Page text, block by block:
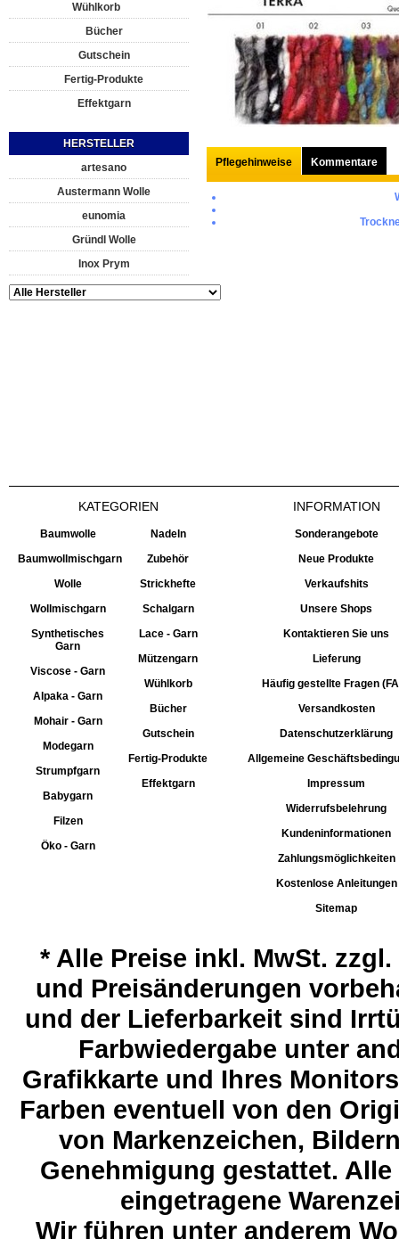
Wühlkorb
Bücher
Gutschein
Fertig-Produkte
Effektgarn
HERSTELLER
artesano
Austermann Wolle
eunomia
Gründl Wolle
Inox Prym
Pflegehinweise Kommentare
KATEGORIEN
Baumwolle
Baumwollmischgarn
Wolle
Wollmischgarn
Synthetisches
Garn
Viscose - Garn
Alpaka - Garn
Mohair - Garn
Modegarn
Strumpfgarn
Babygarn
Filzen
Öko - Garn
Nadeln
Zubehör
Strickhefte
Schalgarn
Lace - Garn
Mützengarn
Wühlkorb
Bücher
Gutschein
Fertig-Produkte
Effektgarn
INFORMATION
Sonderangebote
Neue Produkte
Verkaufshits
Unsere Shops
Kontaktieren Sie uns
Lieferung
Häufig gestellte Fragen
Versandkosten
Datenschutzerklärung
Allgemeine
Impressum
Widerrufsbelehrung
Kundeninformationen
Zahlungsmöglichkeiten
Kostenlose Anleitungen
Sitemap
*Alle Preise inkl. MwSt.
und Preisänderungen
und der Lieferbarkeit sind
Farbwiedergabe unter
Grafikkarte und Ihres
Farben eventuell von den
von Markenzeichen,
Genehmigung gestattet.
eingetragene
Wir führen unter anderem